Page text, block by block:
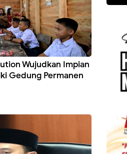
Wujudkan Impian
Gedung Permanen